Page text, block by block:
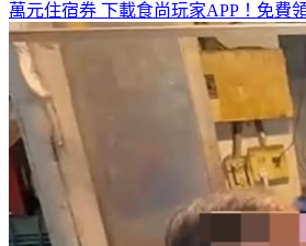
萬元住宿券 下載食尚玩家APP！免費